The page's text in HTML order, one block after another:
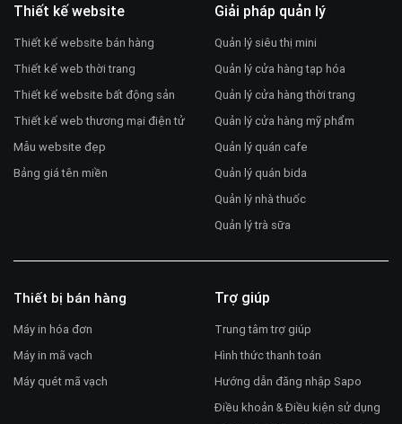
Thiết kế website
Thiết kế website bán hàng
Thiết kế web thời trang
Thiết kế website bất động sản
Thiết kế web thương mại điện tử
Mẫu website đẹp
Bảng giá tên miền
Giải pháp quản lý
Quản lý siêu thị mini
Quản lý cửa hàng tạp hóa
Quản lý cửa hàng thời trang
Quản lý cửa hàng mỹ phẩm
Quản lý quán cafe
Quản lý quán bida
Quản lý nhà thuốc
Quản lý trà sữa
Thiết bị bán hàng
Máy in hóa đơn
Máy in mã vạch
Máy quét mã vạch
Trợ giúp
Trung tâm trợ giúp
Hình thức thanh toán
Hướng dẫn đăng nhập Sapo
Điều khoản & Điều kiện sử dụng